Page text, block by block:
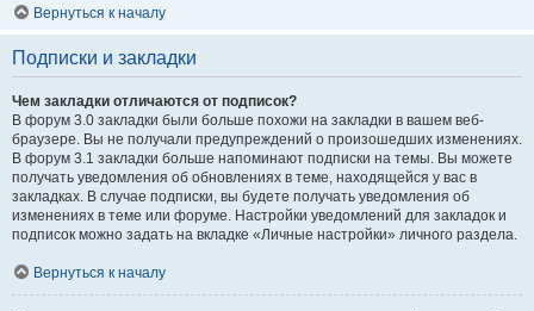
Вернуться к началу
Подписки и закладки
Чем закладки отличаются от подписок?
В форум 3.0 закладки были больше похожи на закладки в вашем веб-
браузере. Вы не получали предупреждений о произошедших изменениях.
В форум 3.1 закладки больше напоминают подписки на темы. Вы можете
получать уведомления об обновлениях в теме, находящейся у вас в
закладках. В случае подписки, вы будете получать уведомления об
изменениях в теме или форуме. Настройки уведомлений для закладок и
подписок можно задать на вкладке «Личные настройки» личного раздела.
Вернуться к началу